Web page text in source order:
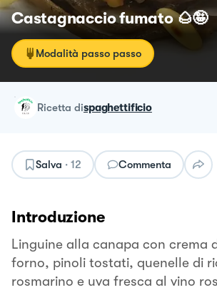
Castagnaccio fumato 🌰🤪
Modalità passo passo
ricetta dispaghettificio
Salva · 12 Commenta
Introduzione
Linguine alla canapa con crema
forno, pinoli tostati, quenelle di
rosmarino e uva fresca al vino